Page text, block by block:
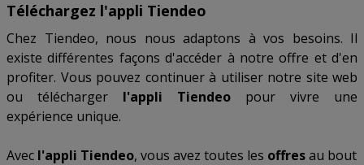
Téléchargez l'appli Tiendeo
Chez Tiendeo, nous nous adaptons à vos besoins. Il
existe différentes façons d'accéder à notre offre et d'en
profiter. Vous pouvez continuer à utiliser notre site web
ou télécharger l'appli Tiendeo pour vivre une
expérience unique.
Avec l'appli Tiendeo, vous avez toutes les offresau bout